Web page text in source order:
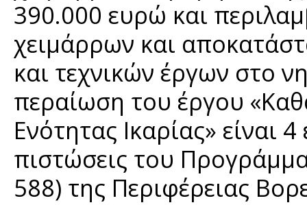
390.000 ευρώ και
χειμάρρων και
και τεχνικών έργων στο
περαίωση του έργου
Ενότητας Ικαρίας»
πιστώσεις του
588) της Περιφέρειας